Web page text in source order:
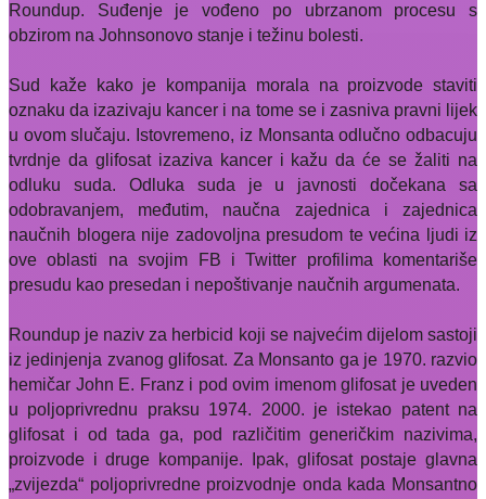
Roundup.
Suđenje je vođeno po ubrzanom procesu s
obzirom na Johnsonovo stanje i težinu bolesti.
Sud kaže kako je kompanija morala na proizvode staviti
oznaku da izazivaju kancer i na tome se i zasniva pravni lijek
u ovom slučaju. Istovremeno, iz Monsanta odlučno odbacuju
tvrdnje da glifosat izaziva kancer i kažu da će se žaliti na
odluku suda. Odluka suda je u javnosti dočekana sa
odobravanjem, međutim, naučna zajednica i zajednica
naučnih blogera nije zadovoljna presudom te većina ljudi iz
ove oblasti na svojim FB i Twitter profilima komentariše
presudu kao presedan i nepoštivanje naučnih argumenata.
Roundup je naziv za herbicid koji se najvećim dijelom sastoji
iz jedinjenja zvanog glifosat. Za Monsanto ga je 1970. razvio
hemičar John E. Franz i pod ovim imenom glifosat je uveden
u poljoprivrednu praksu 1974. 2000. je istekao patent na
glifosat i od tada ga, pod različitim generičkim nazivima,
proizvode i druge kompanije. Ipak, glifosat postaje glavna
„zvijezda“ poljoprivredne proizvodnje onda kada Monsantno